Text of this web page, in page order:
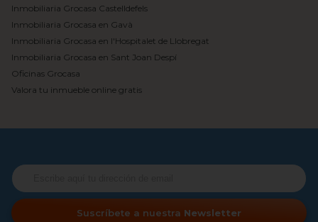
Inmobiliaria Grocasa Castelldefels
Inmobiliaria Grocasa en Gavà
Inmobiliaria Grocasa en l'Hospitalet de Llobregat
Inmobiliaria Grocasa en Sant Joan Despí
Oficinas Grocasa
Valora tu inmueble online gratis
Suscríbete a nuestra Newsletter